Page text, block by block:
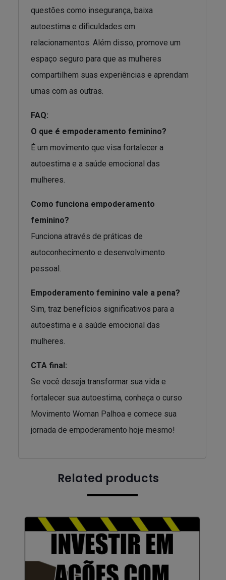
questões como insegurança, baixa
autoestima e dificuldades em
relacionamentos. Além disso, promove um
espaço seguro para que as mulheres
compartilhem suas experiências e aprendam
umas com as outras.
FAQ:
O que é empoderamento feminino?
É um movimento que visa fortalecer a
autoestima e a saúde emocional das
mulheres.
Como funciona empoderamento
feminino?
Funciona através de práticas de
autoconhecimento e desenvolvimento
pessoal.
Empoderamento feminino vale a pena?
Sim, traz benefícios significativos para a
autoestima e a saúde emocional das
mulheres.
CTA final:
Se você deseja transformar sua vida e
fortalecer sua autoestima, conheça o curso
Movimento Woman Palhoa e comece sua
jornada de empoderamento hoje mesmo!
Related products